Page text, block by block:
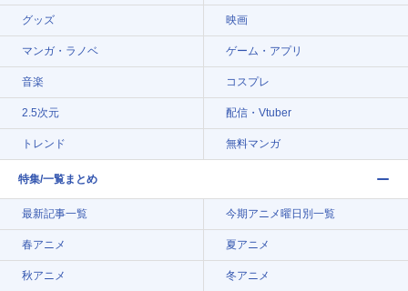
グッズ 映画
マンガ・ラノベ ゲーム・アプリ
音楽 コスプレ
2.5次元 配信・Vtuber
トレンド 無料マンガ
特集/一覧まとめ
最新記事一覧 今期アニメ曜日別一覧
春アニメ 夏アニメ
秋アニメ 冬アニメ